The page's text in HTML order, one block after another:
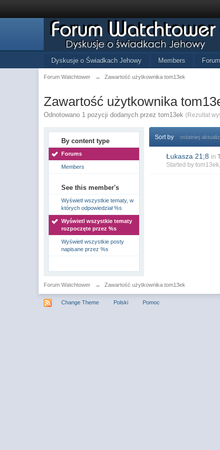
Dyskusje o Świadkach Jehowy Members
Forum Watchtower → Zawartość użytkownika tom13ek
Zawartość użytkownika
Odnotowano 1 pozycji dodanych przez tom13ek (Rezultat
By content type
Forums
Members
See this member's
Wyświetl wszystkie tematy, w
których odpowiedział %s
Wyświetl wszystkie tematy
rozpoczęte przez %s
Wyświetl wszystkie posty
napisane przez %s
Sort by ostatniej
Łukasza 21;8 in
Started bytom13ek
Forum Watchtower → Zawartość użytkownika tom13ek
Change Theme Polski Pomoc